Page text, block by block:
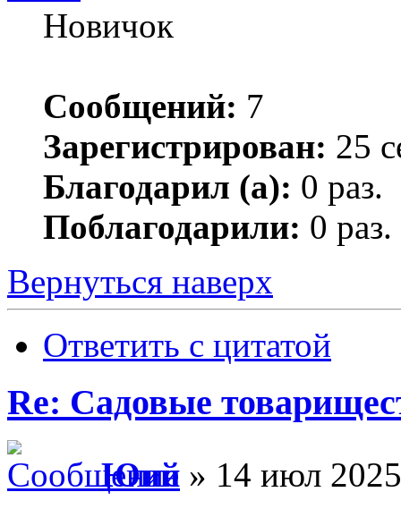
Новичок
Сообщений: 7
Зарегистрирован: 25
Благодарил (а): 0 раз.
Поблагодарили: 0 раз.
Вернуться наверх
Ответить с цитатой
Re: Садовые
Юий » 14 июл